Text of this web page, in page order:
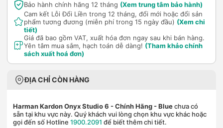
Bảo hành chính hãng 12 tháng (Xem trung tâm bảo hành)
Cam kết Lỗi Đổi Liền trong 12 tháng, đổi mới hoặc đổi sản
phẩm tương đương (miễn phí trong 15 ngày đầu) (Xem chi
tiết)
Giá đã bao gồm VAT, xuất hóa đơn ngay sau khi bán hàng.
Yên tâm mua sắm, hạch toán dễ dàng! (Tham khảo chính
sách xuất hoá đơn)
ĐỊA CHỈ CÒN HÀNG
Harman Kardon Onyx Studio 6 - Chính Hãng - Bluechưa có
sẵn tại khu vực này. Quý khách vui lòng chọn khu vực khác hoặc
gọi đến số Hotline 1900.2091 để biết thêm chi tiết.